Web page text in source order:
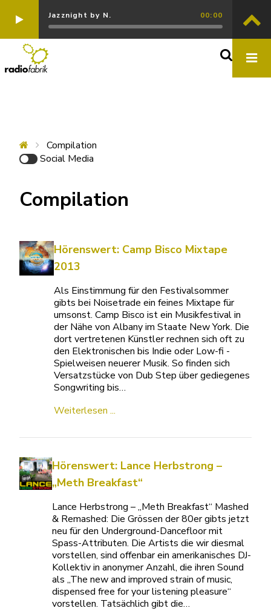
Jazznight by N. 00:00
Compilation
Social Media
Compilation
Hörenswert: Camp Bisco Mixtape
2013
Als Einstimmung für den Festivalsommer
gibts bei Noisetrade ein feines Mixtape für
umsonst. Camp Bisco ist ein Musikfestival in
der Nähe von Albany im Staate New York. Die
dort vertretenen Künstler rechnen sich oft zu
den Elektronischen bis Indie oder Low-fi -
Spielweisen neuerer Musik. So finden sich
Versatzstücke von Dub Step über gediegenes
Songwriting bis…
Weiterlesen ...
Hörenswert: Lance Herbstrong –
„Meth Breakfast“
Lance Herbstrong – „Meth Breakfast“ Mashed
& Remashed: Die Grössen der 80er gibts jetzt
neu für den Underground-Dancefloor mit
Spass-Attributen. Die Artists die wir diesmal
vorstellen, sind offenbar ein amerikanisches DJ-
Kollektiv in anonymer Anzahl, die ihren Sound
als „The new and improved strain of music,
dispensed free for your listening pleasure“
vorstellen. Tatsächlich gibt die…